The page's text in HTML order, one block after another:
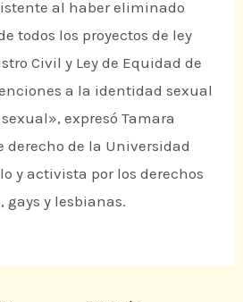
al haber eliminado
todos los proyectos de ley
Civil y Ley de Equidad de
a la identidad sexual
expresó Tamara
derecho de la Universidad
y activista por los derechos
gays y lesbianas.